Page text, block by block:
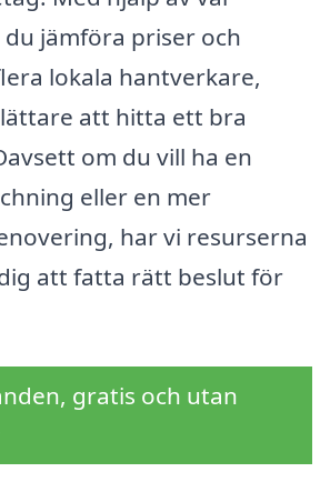
jämföra priser och
lokala hantverkare,
att hitta ett bra
om du vill ha en
eller en mer
har vi resurserna
att fatta rätt beslut för
gratis och utan